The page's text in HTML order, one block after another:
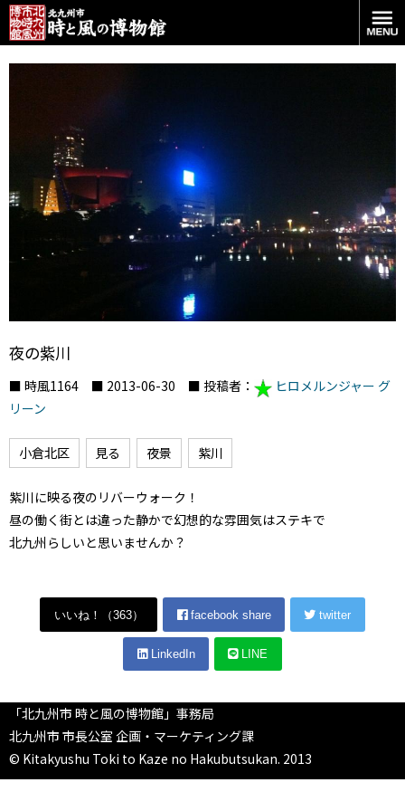
夜の紫川
■ 時風1164 ■ 2013-06-30 ■ 投稿者：
ヒロメルンジャー グ
リーン
小倉北区 見る 夜景 紫川
紫川に映る夜のリバーウォーク！
昼の働く街とは違った静かで幻想的な雰囲気はステキで
北九州らしいと思いませんか？
いいね！（363） facebook share twitter
LinkedIn LINE
「北九州市 時と風の博物館」事務局
北九州市 市長公室 企画・マーケティング課
© Kitakyushu Toki to Kaze no Hakubutsukan. 2013